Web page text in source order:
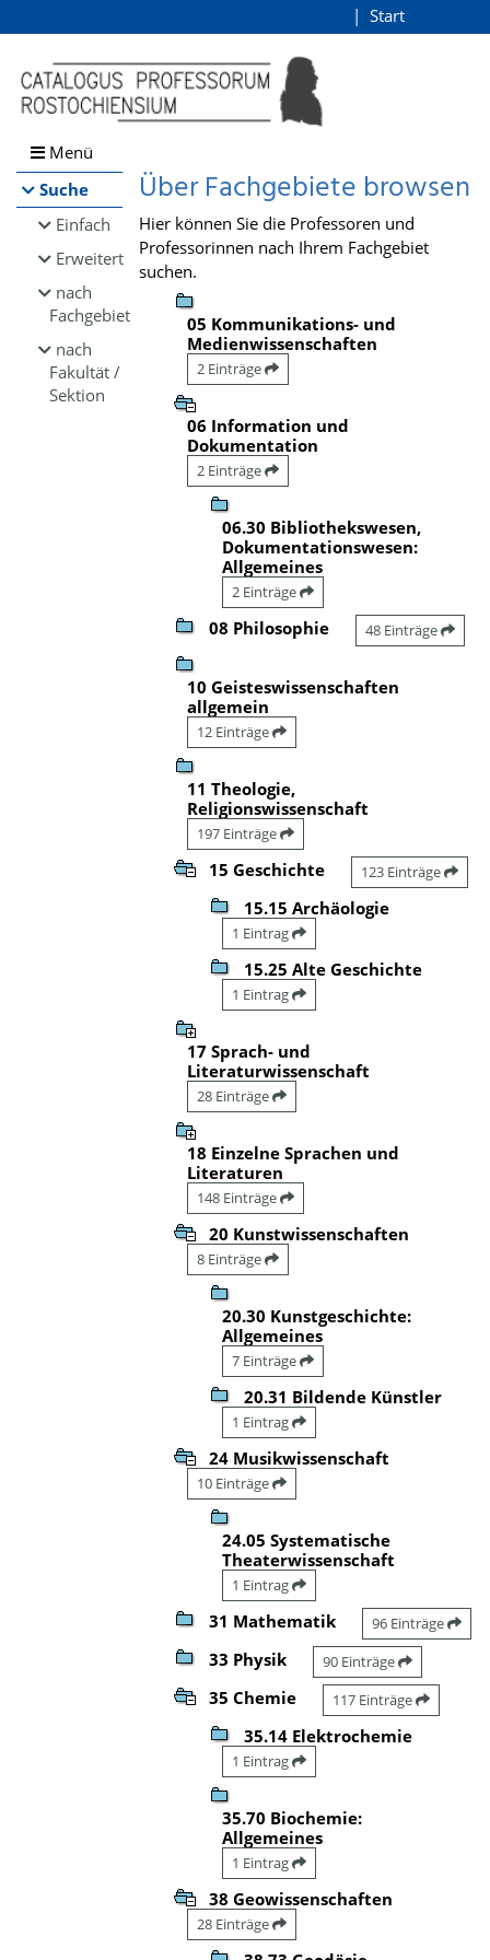
Browsen
direkt zum Inhalt
Start
Menü
Suche
Einfach
Erweitert
nach
Fachgebiet
nach
Fakultät /
Sektion
Über Fachgebiete browsen
Hier können Sie die Professoren und
Professorinnen nach Ihrem Fachgebiet
suchen.
05 Kommunikations- und
Medienwissenschaften
2 Einträge
06 Information und
Dokumentation
2 Einträge
06.30 Bibliothekswesen,
Dokumentationswesen:
Allgemeines
2 Einträge
08 Philosophie 48 Einträge
10 Geisteswissenschaften
allgemein
12 Einträge
11 Theologie,
Religionswissenschaft
197 Einträge
15 Geschichte 123 Einträge
15.15 Archäologie
1 Eintrag
15.25 Alte Geschichte
1 Eintrag
17 Sprach- und
Literaturwissenschaft
28 Einträge
18 Einzelne Sprachen und
Literaturen
148 Einträge
20 Kunstwissenschaften
8 Einträge
20.30 Kunstgeschichte:
Allgemeines
7 Einträge
20.31 Bildende Künstler
1 Eintrag
24 Musikwissenschaft
10 Einträge
24.05 Systematische
Theaterwissenschaft
1 Eintrag
31 Mathematik 96 Einträge
33 Physik 90 Einträge
35 Chemie 117 Einträge
35.14 Elektrochemie
1 Eintrag
35.70 Biochemie:
Allgemeines
1 Eintrag
38 Geowissenschaften
28 Einträge